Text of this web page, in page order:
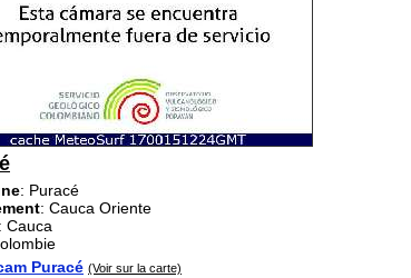
: Puracé
: Cauca Oriente
: Cauca
Puracé (Voir sur la carte)